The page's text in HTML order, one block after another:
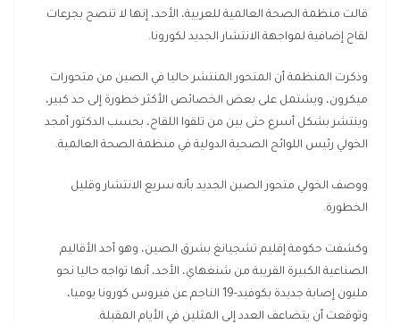
قالت منظمة الصحة العالمية للعربية، الأحد، إنها لا تنصح بجرعات
لقاح إضافية لمواجهة الانتشار الجديد لكورونا.
وذكرت المنظمة أن المتحور المنتشر حاليا في الصين من متحورات
ميكرون، ويشتمل على بعض الخصائص الأكثر خطورة إلى حد كبير،
وينتشر بشكل أسرع حتى بين من تلقوا اللقاح، بحسب الدكتور أمجد
الخولي رئيس اللوائح الصحية الدولية في منظمة الصحة العالمية.
ووصف الخولي متحور الصين الجديد بأنه سريع الانتشار وقليل
الخطورة.
وكشفت حكومة إقليم تشجيانغ بشرق الصين، وهو أحد الأقاليم
الصناعية الكبيرة القريبة من شنغهاي، الأحد، أنها تواجه حاليا نحو
مليون إصابة جديدة بكوفيد-19 الناجم عن فيروس كورونا يوميا،
وتوقعت أن يتضاعف العدد إلى المثلين في الأيام المقبلة.